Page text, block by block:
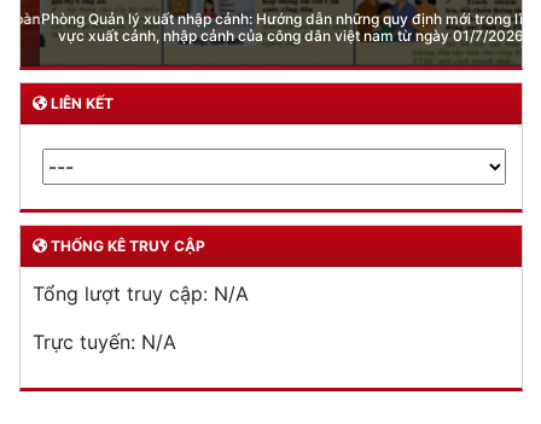
Phòng Quản lý xuất nhập cảnh: Hướng dẫn những quy định mới trong lĩnh
vực xuất cảnh, nhập cảnh của công dân việt nam từ ngày 01/7/2026
LIÊN KẾT
THỐNG KÊ TRUY CẬP
Tổng lượt truy cập: N/A
Trực tuyến: N/A